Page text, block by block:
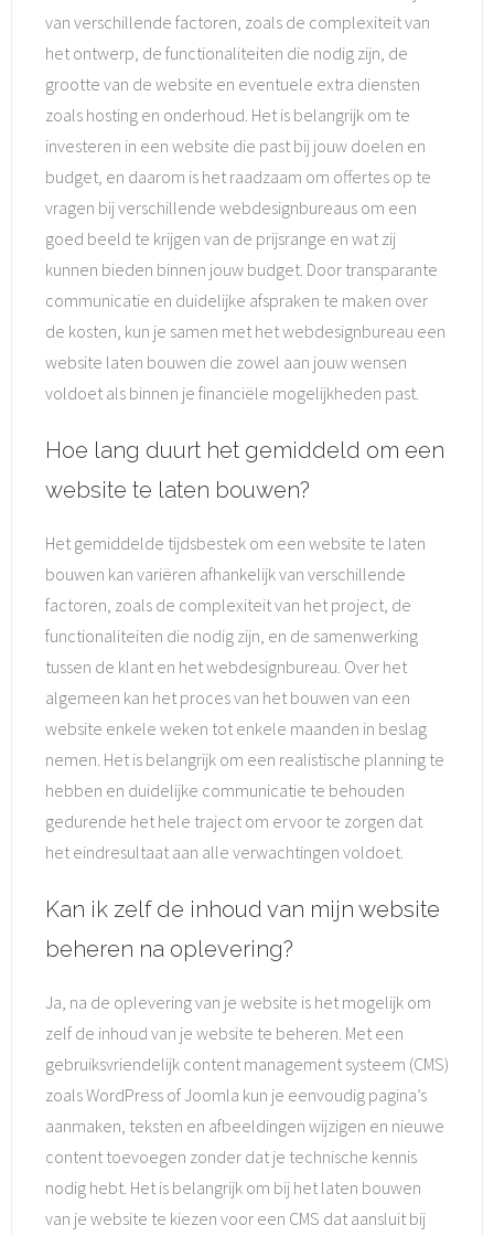
van verschillende factoren, zoals de complexiteit van
het ontwerp, de functionaliteiten die nodig zijn, de
grootte van de website en eventuele extra diensten
zoals hosting en onderhoud. Het is belangrijk om te
investeren in een website die past bij jouw doelen en
budget, en daarom is het raadzaam om offertes op te
vragen bij verschillende webdesignbureaus om een
goed beeld te krijgen van de prijsrange en wat zij
kunnen bieden binnen jouw budget. Door transparante
communicatie en duidelijke afspraken te maken over
de kosten, kun je samen met het webdesignbureau een
website laten bouwen die zowel aan jouw wensen
voldoet als binnen je financiële mogelijkheden past.
Hoe lang duurt het gemiddeld om een
website te laten bouwen?
Het gemiddelde tijdsbestek om een website te laten
bouwen kan variëren afhankelijk van verschillende
factoren, zoals de complexiteit van het project, de
functionaliteiten die nodig zijn, en de samenwerking
tussen de klant en het webdesignbureau. Over het
algemeen kan het proces van het bouwen van een
website enkele weken tot enkele maanden in beslag
nemen. Het is belangrijk om een realistische planning te
hebben en duidelijke communicatie te behouden
gedurende het hele traject om ervoor te zorgen dat
het eindresultaat aan alle verwachtingen voldoet.
Kan ik zelf de inhoud van mijn website
beheren na oplevering?
Ja, na de oplevering van je website is het mogelijk om
zelf de inhoud van je website te beheren. Met een
gebruiksvriendelijk content management systeem (CMS)
zoals WordPress of Joomla kun je eenvoudig pagina’s
aanmaken, teksten en afbeeldingen wijzigen en nieuwe
content toevoegen zonder dat je technische kennis
nodig hebt. Het is belangrijk om bij het laten bouwen
van je website te kiezen voor een CMS dat aansluit bij